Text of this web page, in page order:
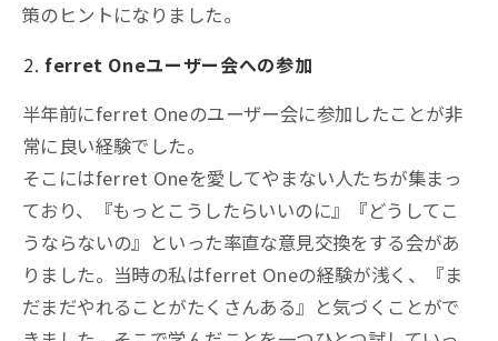
策のヒントになりました。
ferret Oneユーザー会への参加
半年前にferret Oneのユーザー会に参加したことが非
常に良い経験でした。
そこにはferret Oneを愛してやまない人たちが集まっ
ており、『もっとこうしたらいいのに』『どうしてこ
うならないの』といった率直な意見交換をする会があ
りました。当時の私はferret Oneの経験が浅く、『ま
だまだやれることがたくさんある』と気づくことがで